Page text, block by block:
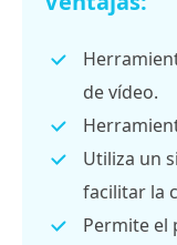
de vídeo.
Utiliza un
facilitar la
Permite el